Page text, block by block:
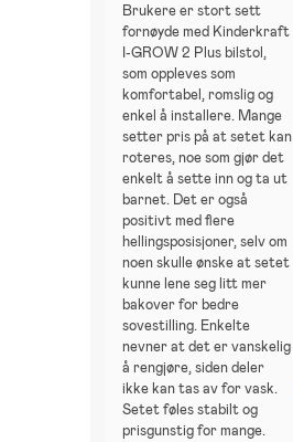
Brukere er stort sett
fornøyde med Kinderkraft
I-GROW 2 Plus bilstol,
som oppleves som
komfortabel, romslig og
enkel å installere. Mange
setter pris på at setet kan
roteres, noe som gjør det
enkelt å sette inn og ta ut
barnet. Det er også
positivt med flere
hellingsposisjoner, selv om
noen skulle ønske at setet
kunne lene seg litt mer
bakover for bedre
sovestilling. Enkelte
nevner at det er vanskelig
å rengjøre, siden deler
ikke kan tas av for vask.
Setet føles stabilt og
prisgunstig for mange.